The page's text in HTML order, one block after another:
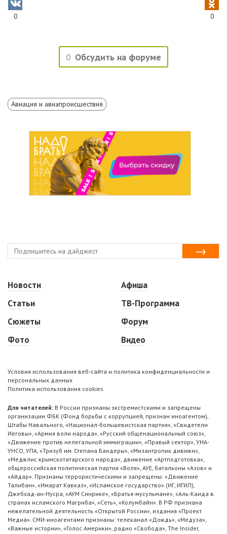
0 0
0 Обсудить на форуме
Авиация и авиапроисшествия
Новости
Статьи
Сюжеты
Фото
Афиша
ТВ-Программа
Форум
Видео
Условия использования веб-сайта и политика конфиденциальности и
персональных данных
Политика использования cookies
Для читателей: В России признаны экстремистскими и запрещены
организации ФБК (Фонд борьбы с коррупцией, признан иноагентом),
Штабы Навального, «Национал-большевистская партия», «Свидетели
Иеговы», «Армия воли народа», «Русский общенациональный союз»,
«Движение против нелегальной иммиграции», «Правый сектор», УНА-
УНСО, УПА, «Тризуб им. Степана Бандеры», «Мизантропик дивижн»,
«Меджлис крымскотатарского народа», движение «Артподготовка»,
общероссийская политическая партия «Воля», АУЕ, батальоны «Азов» и
«Айдар». Признаны террористическими и запрещены: «Движение
Талибан», «Имарат Кавказ», «Исламское государство» (ИГ, ИГИЛ),
Джебхад-ан-Нусра, «АУМ Синрике», «Братья-мусульмане», «Аль-Каида в
странах исламского Магриба», «Сеть», «Колумбайн». В РФ признана
нежелательной деятельность «Открытой России», издания «Проект
Медиа». СМИ-иноагентами признаны: телеканал «Дождь», «Медуза»,
«Важные истории», «Голос Америки», радио «Свобода», The Insider,